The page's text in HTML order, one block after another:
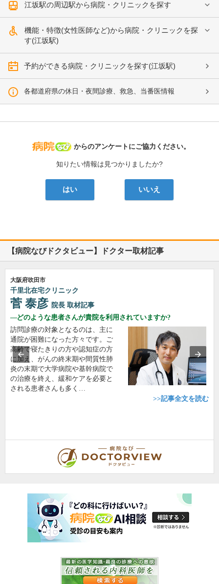
江坂駅の周辺駅から病院・クリニックを探す
機能・特徴(女性医師など)から病院・クリニックを探
す(江坂駅)
予約ができる病院・クリニックを探す(江坂駅)
各都道府県の休日・夜間診療、救急、当番医情報
病院なび
からのアンケートにご協力ください。
知りたい情報は見つかりましたか?
はい いいえ
【病院なびドクタビュー】ドクター取材記事
大阪府吹田市
千里北在宅クリニック
菅 泰彦 院長 取材記事
どのような患者さんが貴院を利用されていますか?
訪問診療の対象となるのは、主に
通院が困難になった方々です。ご
高齢で寝たきりの方や認知症の方
に加え、がんの終末期や間質性肺
炎の末期で大学病院や基幹病院で
の治療を終え、緩和ケアを必要と
される患者さんも多く…
>>記事全文を読む